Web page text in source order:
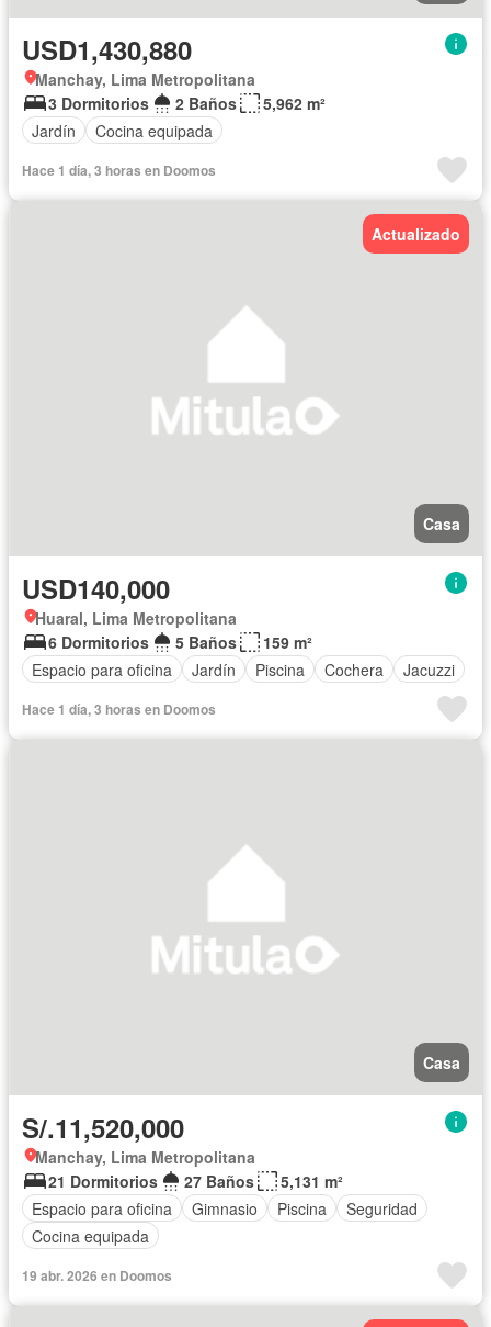
USD1,430,880
Manchay, Lima Metropolitana
3 Dormitorios
2 Baños
5,962 m²
Jardín
Cocina equipada
Hace 1 día, 3 horas en Doomos
Actualizado
Casa
USD140,000
Huaral, Lima Metropolitana
6 Dormitorios
5 Baños
159 m²
Espacio para oficina
Jardín Piscina Cochera Jacuzzi
Hace 1 día, 3 horas en Doomos
Casa
S/.11,520,000
Manchay, Lima Metropolitana
21 Dormitorios
27 Baños
5,131 m²
Espacio para oficina
Gimnasio Piscina
Seguridad
Cocina equipada
19 abr. 2026 en Doomos